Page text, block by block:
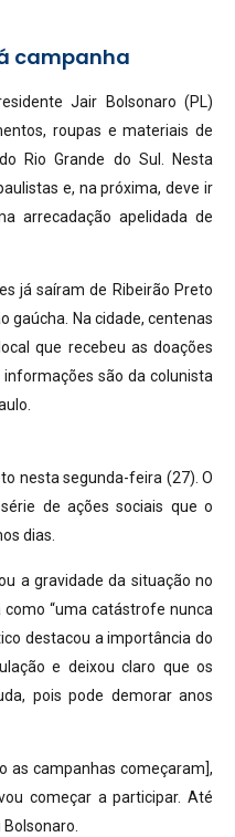
campanha
Jair Bolsonaro (PL)
roupas e materiais de
Rio Grande do Sul. Nesta
e, na próxima, deve ir
arrecadação apelidada de
já saíram de Ribeirão Preto
gaúcha. Na cidade, centenas
que recebeu as doações
são da colunista
nesta segunda-feira (27). O
de ações sociais que o
dias.
a gravidade da situação no
como “uma catástrofe nunca
destacou a importância do
e deixou claro que os
pois pode demorar anos
as campanhas começaram],
começar a participar. Até